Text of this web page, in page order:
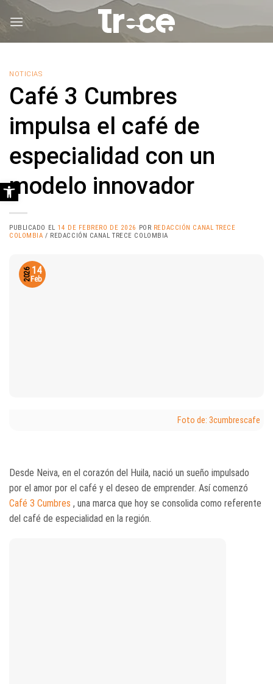
NOTICIAS
Café 3 Cumbres
impulsa el café de
especialidad con un
modelo innovador
PUBLICADO EL 14 DE FEBRERO DE 2026 POR REDACCIÓN CANAL TRECE
COLOMBIA / REDACCIÓN CANAL TRECE COLOMBIA
Foto de: 3cumbrescafe
14
Feb
2026
Desde Neiva, en el corazón del Huila, nació un sueño impulsado
por el amor por el café y el deseo de emprender. Así comenzó
Café 3 Cumbres , una marca que hoy se consolida como referente
del café de especialidad en la región.
Abrir barra de herramientas